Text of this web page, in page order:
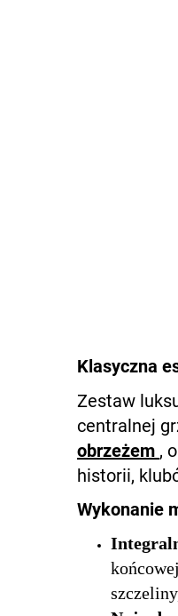
Klasyczna
Zestaw
centralnej
obrzeżem ,
historii,
Wykonanie